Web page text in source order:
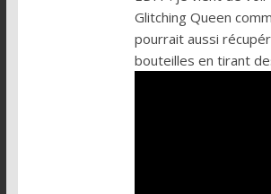
Glitching Queen
pourrait aussi
bouteilles en tirant